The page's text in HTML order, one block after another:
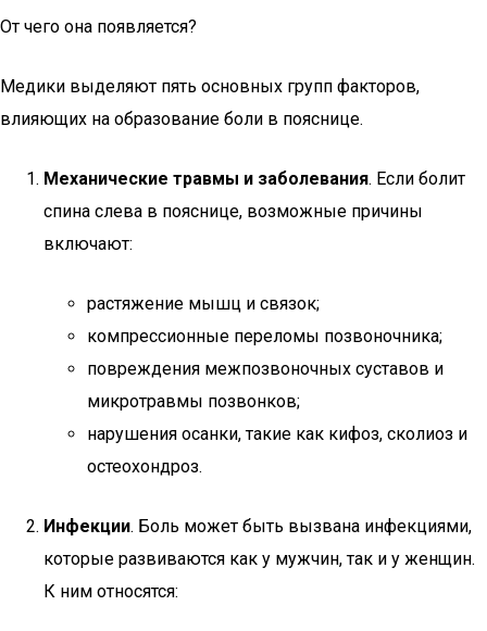
От чего она появляется?
Медики выделяют пять основных групп факторов,
влияющих на образование боли в пояснице.
Механические травмы и заболевания. Если болит
спина слева в пояснице, возможные причины
включают:
растяжение мышц и связок;
компрессионные переломы позвоночника;
повреждения межпозвоночных суставов и
микротравмы позвонков;
нарушения осанки, такие как кифоз, сколиоз и
остеохондроз.
Инфекции. Боль может быть вызвана инфекциями,
которые развиваются как у мужчин, так и у женщин.
К ним относятся: